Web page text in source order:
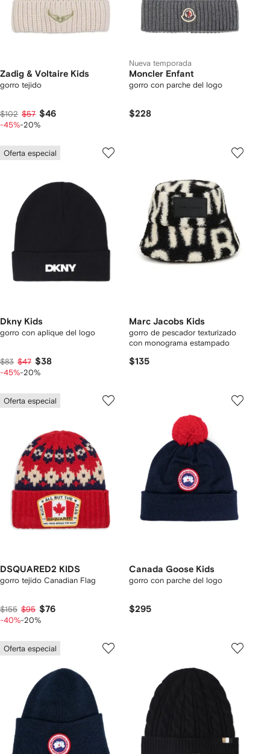
Zadig & Voltaire Kids
gorro tejido
$102 $57 $46
-45%-20%
Nueva temporada
Moncler Enfant
gorro con parche del logo
$228
Oferta especial
Dkny Kids
gorro con aplique del logo
$83 $47 $38
-45%-20%
Marc Jacobs Kids
gorro de pescador texturizado
con monograma estampado
$135
Oferta especial
DSQUARED2 KIDS
gorro tejido Canadian Flag
$155 $95 $76
-40%-20%
Canada Goose Kids
gorro con parche del logo
$295
Oferta especial